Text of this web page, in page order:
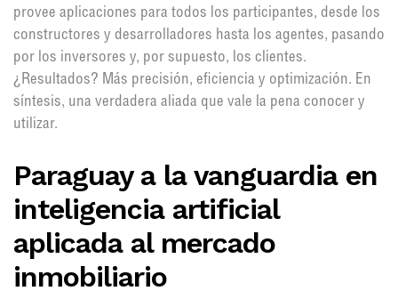
provee aplicaciones para todos los participantes, desde los
constructores y desarrolladores hasta los agentes, pasando
por los inversores y, por supuesto, los clientes.
¿Resultados? Más precisión, eficiencia y optimización. En
síntesis, una verdadera aliada que vale la pena conocer y
utilizar.
Paraguay a la vanguardia en
inteligencia artificial
aplicada al mercado
inmobiliario